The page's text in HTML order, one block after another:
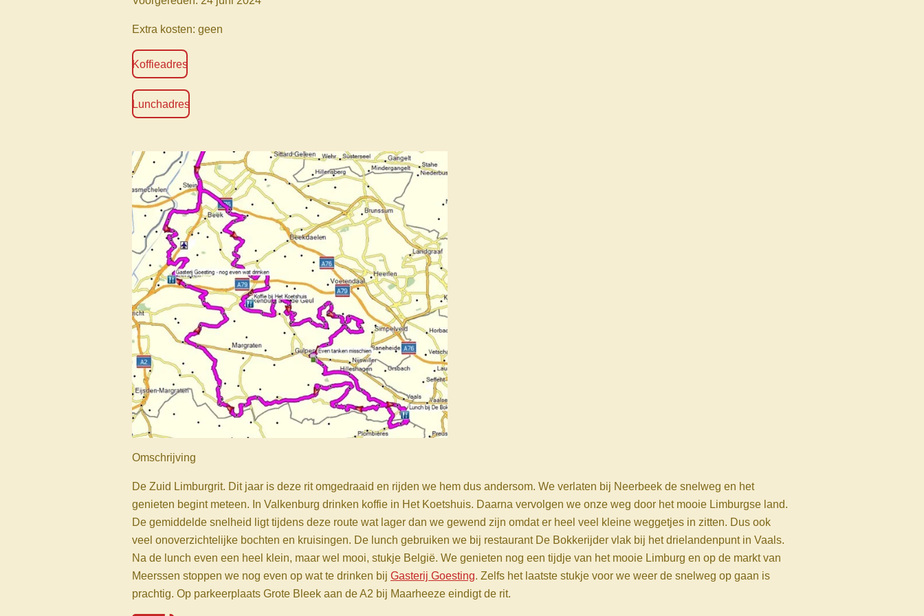
Extra kosten: geen
Koffieadres
Lunchadres
Omschrijving
De Zuid Limburgrit. Dit jaar is deze rit omgedraaid en rijden we hem dus andersom. We verlaten bij Neerbeek de snelweg en het
genieten begint meteen. In Valkenburg drinken koffie in Het Koetshuis. Daarna vervolgen we onze weg door het mooie Limburgse land.
De gemiddelde snelheid ligt tijdens deze route wat lager dan we gewend zijn omdat er heel veel kleine weggetjes in zitten. Dus ook
veel onoverzichtelijke bochten en kruisingen. De lunch gebruiken we bij restaurant De Bokkerijder vlak bij het drielandenpunt in Vaals.
Na de lunch even een heel klein, maar wel mooi, stukje België. We genieten nog een tijdje van het mooie Limburg en op de markt van
Meerssen stoppen we nog even op wat te drinken bij Gasterij Goesting. Zelfs het laatste stukje voor we weer de snelweg op gaan is
prachtig. Op parkeerplaats Grote Bleek aan de A2 bij Maarheeze eindigt de rit.